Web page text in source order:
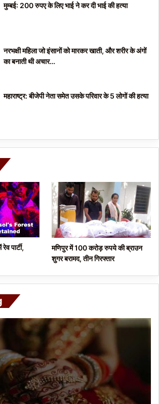
मुम्बई: 200 रुपए के लिए भाई ने कर दी भाई की हत्या
नरभक्षी महिला जो इंसानों को मारकर खाती, और शरीर के अंगों
का बनाती थी अचार…
महाराष्ट्र: बीजेपी नेता समेत उसके परिवार के 5 लोगों की हत्या
पार्टी,
मणिपुर में 100 करोड़ रुपये की ब्राउन
शुगर बरामद, तीन गिरफ्तार